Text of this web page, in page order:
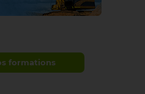
formations